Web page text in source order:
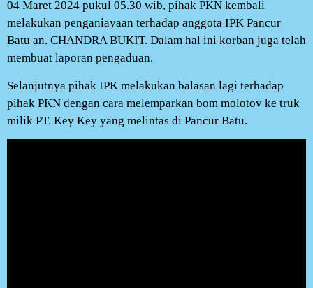
04 Maret 2024 pukul 05.30 wib, pihak PKN kembali
melakukan penganiayaan terhadap anggota IPK Pancur
Batu an. CHANDRA BUKIT. Dalam hal ini korban juga telah
membuat laporan pengaduan.
Selanjutnya pihak IPK melakukan balasan lagi terhadap
pihak PKN dengan cara melemparkan bom molotov ke truk
milik PT. Key Key yang melintas di Pancur Batu.